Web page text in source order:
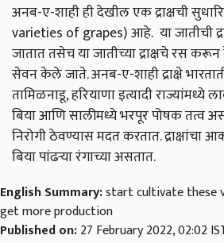
अनब-ए-शाही ही देखील एक द्राक्षची
varieties of grapes) आहे. या जातीची
जातात तसेच या जातीच्या द्राक्षचे रस
सेवन केले जाते. अनब-ए-शाही द्राक्षे
तामिळनाडू, हरियाणा इत्यादी राज्यांमध्ये
बिया आणि सालीमध्ये भरपूर पोषक तत्व
निरोगी ठेवण्यास मदत करतात.
बिया पांढर्‍या रंगाच्या असतात.
English Summary:start cultivate these
get more production
Published on:27 February 2022, 02:02